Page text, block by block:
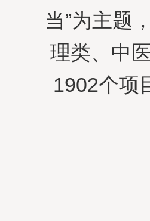
当”为主题
理类、中
1902个项